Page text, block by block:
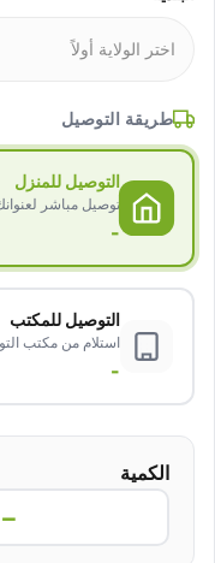
طريقة التوصيل
التوصيل للمنزل
توصيل مباشر
-
التوصيل للمكتب
استلام من مكتب
-
الكمية
−